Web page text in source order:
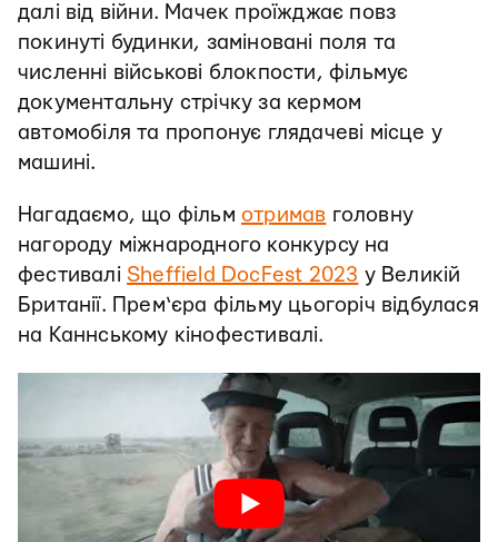
далі від війни. Мачек проїжджає повз
покинуті будинки, заміновані поля та
численні військові блокпости, фільмує
документальну стрічку за кермом
автомобіля та пропонує глядачеві місце у
машині.
Нагадаємо, що фільм отримав головну
нагороду міжнародного конкурсу на
фестивалі Sheffield DocFest 2023 у Великій
Британії. Прем‘єра фільму цьогоріч відбулася
на Каннському кінофестивалі.